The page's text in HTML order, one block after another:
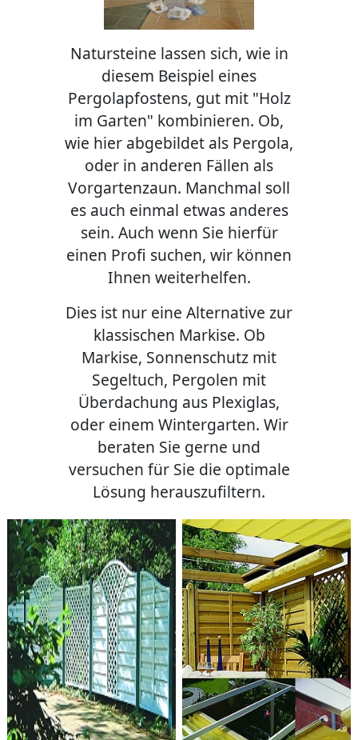
Natursteine lassen sich, wie in
diesem Beispiel eines
Pergolapfostens, gut mit "Holz
im Garten" kombinieren. Ob,
wie hier abgebildet als Pergola,
oder in anderen Fällen als
Vorgartenzaun. Manchmal soll
es auch einmal etwas anderes
sein. Auch wenn Sie hierfür
einen Profi suchen, wir können
Ihnen weiterhelfen.
Dies ist nur eine Alternative zur
klassischen Markise. Ob
Markise, Sonnenschutz mit
Segeltuch, Pergolen mit
Überdachung aus Plexiglas,
oder einem Wintergarten. Wir
beraten Sie gerne und
versuchen für Sie die optimale
Lösung herauszufiltern.